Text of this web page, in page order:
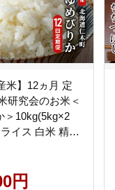
米】12ヵ月 定
研究会のお米＜
＞10kg(5kg×2
イス 白米 精米
ん 昼ごはん [株
円